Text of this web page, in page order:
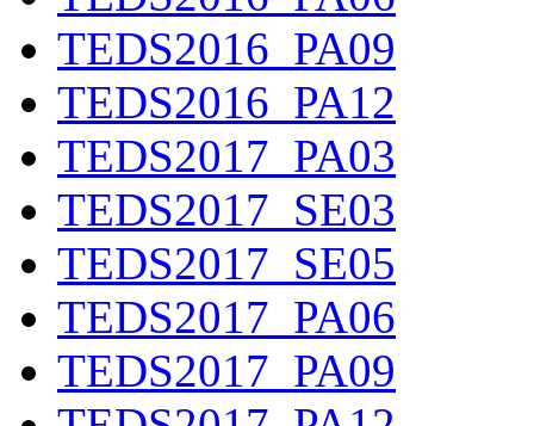
TEDS2016_PA09
TEDS2016_PA12
TEDS2017_PA03
TEDS2017_SE03
TEDS2017_SE05
TEDS2017_PA06
TEDS2017_PA09